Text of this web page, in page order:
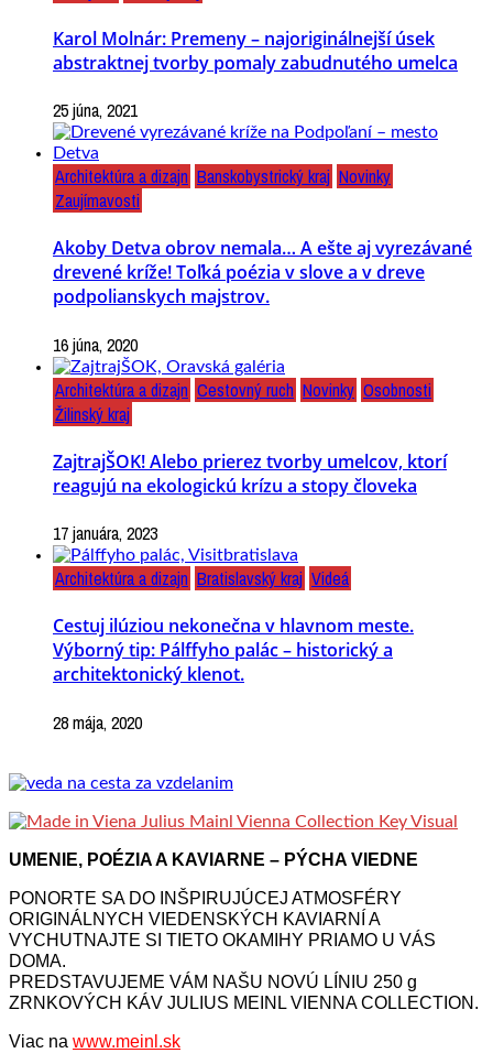
Karol Molnár: Premeny – najoriginálnejší úsek
abstraktnej tvorby pomaly zabudnutého umelca
25 júna, 2021
Architektúra a dizajn Banskobystrický kraj Novinky
Zaujímavosti
Akoby Detva obrov nemala… A ešte aj vyrezávané
drevené kríže! Toľká poézia v slove a v dreve
podpolianskych majstrov.
16 júna, 2020
Architektúra a dizajn Cestovný ruch Novinky Osobnosti
Žilinský kraj
ZajtrajŠOK! Alebo prierez tvorby umelcov, ktorí
reagujú na ekologickú krízu a stopy človeka
17 januára, 2023
Architektúra a dizajn Bratislavský kraj Videá
Cestuj ilúziou nekonečna v hlavnom meste.
Výborný tip: Pálffyho palác – historický a
architektonický klenot.
28 mája, 2020
UMENIE, POÉZIA A KAVIARNE – PÝCHA VIEDNE
PONORTE SA DO INŠPIRUJÚCEJ ATMOSFÉRY
ORIGINÁLNYCH VIEDENSKÝCH KAVIARNÍ A
VYCHUTNAJTE SI TIETO OKAMIHY PRIAMO U VÁS
DOMA.
PREDSTAVUJEME VÁM NAŠU NOVÚ LÍNIU 250 g
ZRNKOVÝCH KÁV JULIUS MEINL VIENNA COLLECTION.
Viac na www.meinl.sk